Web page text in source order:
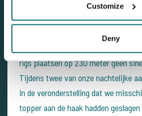
Customize
Deny
Ook worden we geconfronteerd met
weer type dan de eerste week want
rigs plaatsen op 230 meter geen
Tijdens twee van onze nachtelijke
in de veronderstelling dat we
topper aan de haak hadden